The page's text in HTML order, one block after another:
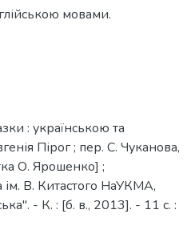
мовами.
: українською та
Пірог ; пер. С. Чуканова,
О. Ярошенко] ;
ім. В. Китастого НаУКМА,
- К. : [б. в., 2013]. - 11 с. :